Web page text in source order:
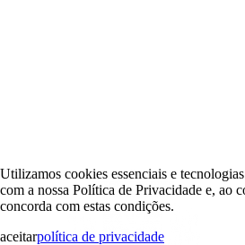
Utilizamos cookies essenciais e
com a nossa Política de Privacidade e, ao
concorda com estas condições.
aceitarpolítica de privacidade